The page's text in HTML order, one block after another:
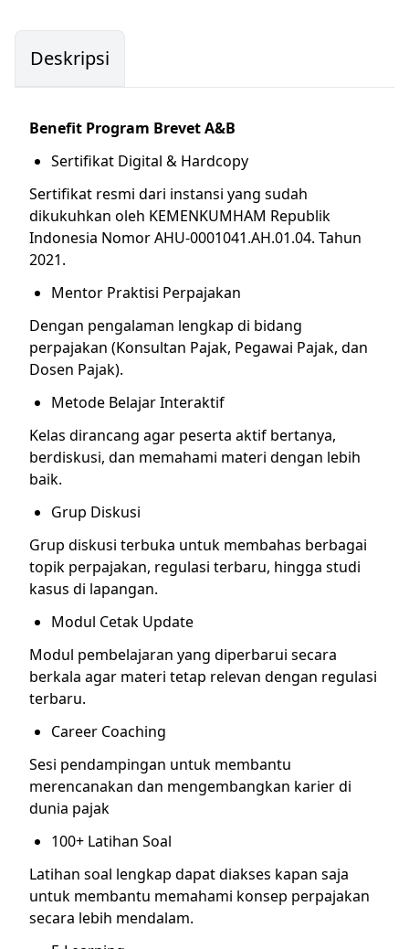
Deskripsi
Benefit Program Brevet A&B
Sertifikat Digital & Hardcopy
Sertifikat resmi dari instansi yang sudah
dikukuhkan oleh KEMENKUMHAM Republik
Indonesia Nomor AHU-0001041.AH.01.04. Tahun
2021.
Mentor Praktisi Perpajakan
Dengan pengalaman lengkap di bidang
perpajakan (Konsultan Pajak, Pegawai Pajak, dan
Dosen Pajak).
Metode Belajar Interaktif
Kelas dirancang agar peserta aktif bertanya,
berdiskusi, dan memahami materi dengan lebih
baik.
Grup Diskusi
Grup diskusi terbuka untuk membahas berbagai
topik perpajakan, regulasi terbaru, hingga studi
kasus di lapangan.
Modul Cetak Update
Modul pembelajaran yang diperbarui secara
berkala agar materi tetap relevan dengan regulasi
terbaru.
Career Coaching
Sesi pendampingan untuk membantu
merencanakan dan mengembangkan karier di
dunia pajak
100+ Latihan Soal
Latihan soal lengkap dapat diakses kapan saja
untuk membantu memahami konsep perpajakan
secara lebih mendalam.